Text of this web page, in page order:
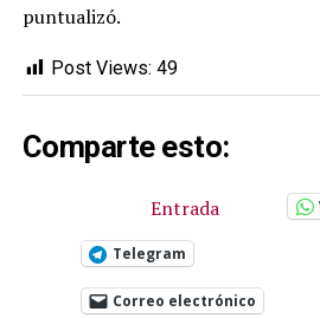
puntualizó.
Post Views: 49
Comparte esto:
Entrada
Telegram
Correo electrónico